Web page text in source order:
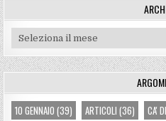
Archivi
10 GENNAIO (39) ARTICOLI (36) CA'